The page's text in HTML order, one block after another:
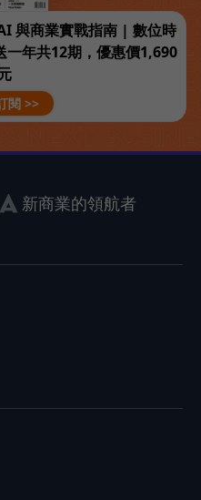
與商業實戰指南 | 數位時
一年共12期，優惠價1,690
閱 >>
新商業的領航者